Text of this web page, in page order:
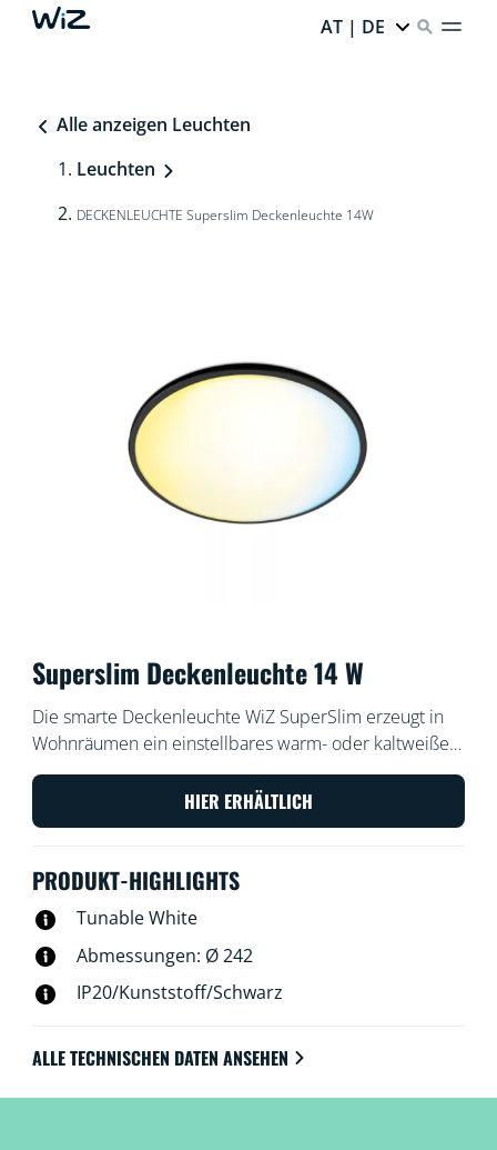
AT | DE
Alle anzeigen Leuchten
Leuchten
DECKENLEUCHTE Superslim Deckenleuchte 14W
Superslim Deckenleuchte 14 W
Die smarte Deckenleuchte WiZ SuperSlim erzeugt in
Wohnräumen ein einstellbares warm- oder kaltweißes
Licht. Steuere die Leuchte mit der WiZ App oder
Deiner Stimme, um das Licht zu dimmen oder heller
einzustellen, oder nutze in der WLAN-Einrichtung
HIER ERHÄLTLICH
PRODUKT-HIGHLIGHTS
Tunable White
Abmessungen: Ø 242
IP20/Kunststoff/Schwarz
ALLE TECHNISCHEN DATEN ANSEHEN